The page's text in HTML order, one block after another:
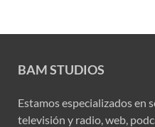
BAM STUDIOS
Estamos especializados en
televisión y radio, web,